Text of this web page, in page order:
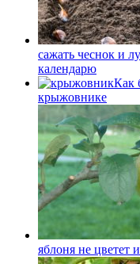
сажать чеснок и
календарю
Как
крыжовнике
яблоня не цветет